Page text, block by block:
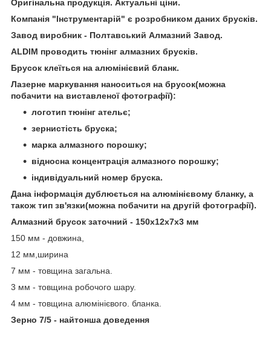
Оригінальна продукція. Актуальні ціни.
Компанія "Інструментарій" є розробником даних брусків.
Завод виробник - Полтавський Алмазний Завод.
ALDIM проводить тюнінг алмазних брусків.
Брусок клеїться на алюмінієвий бланк.
Лазерне маркування наноситься на брусок(можна
побачити на виставленої фотографії):
логотип тюнінг ательє;
зернистість бруска;
марка алмазного порошку;
відносна концентрація алмазного порошку;
індивідуальний номер бруска.
Дана інформація дублюється на алюмінієвому бланку, а
також тип зв'язки(можна побачити на другій фотографії).
Алмазний брусок заточний - 150х12х7х3 мм
150 мм - довжина,
12 мм,ширина
7 мм - товщина загальна.
3 мм - товщина робочого шару.
4 мм - товщина алюмінієвого. бланка.
Зерно 7/5 - найтонша доведення